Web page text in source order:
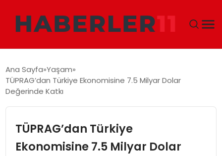
DÜNYA
Ana Sayfa Yaşam
TÜPRAG’dan Türkiye Ekonomisine 7.5 Milyar Dolar
Değerinde Katkı
TÜPRAG’dan Türkiye
Ekonomisine 7.5 Milyar Dolar